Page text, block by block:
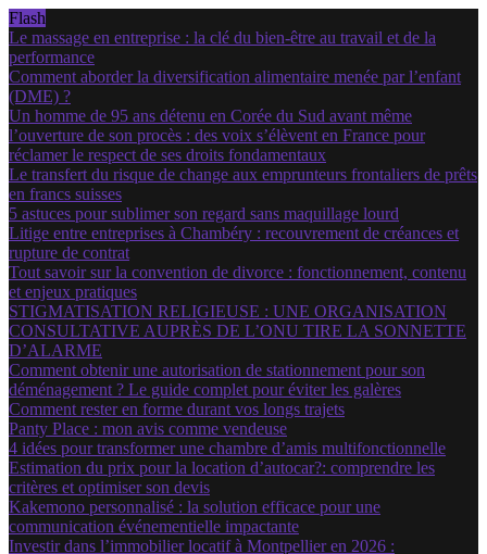
Flash
Le massage en entreprise : la clé du bien-être au travail et de la
performance
Comment aborder la diversification alimentaire menée par l’enfant
(DME) ?
Un homme de 95 ans détenu en Corée du Sud avant même
l’ouverture de son procès : des voix s’élèvent en France pour
réclamer le respect de ses droits fondamentaux
Le transfert du risque de change aux emprunteurs frontaliers de prêts
en francs suisses
5 astuces pour sublimer son regard sans maquillage lourd
Litige entre entreprises à Chambéry : recouvrement de créances et
rupture de contrat
Tout savoir sur la convention de divorce : fonctionnement, contenu
et enjeux pratiques
STIGMATISATION RELIGIEUSE : UNE ORGANISATION
CONSULTATIVE AUPRÈS DE L’ONU TIRE LA SONNETTE
D’ALARME
Comment obtenir une autorisation de stationnement pour son
déménagement ? Le guide complet pour éviter les galères
Comment rester en forme durant vos longs trajets
Panty Place : mon avis comme vendeuse
4 idées pour transformer une chambre d’amis multifonctionnelle
Estimation du prix pour la location d’autocar?: comprendre les
critères et optimiser son devis
Kakemono personnalisé : la solution efficace pour une
communication événementielle impactante
Investir dans l’immobilier locatif à Montpellier en 2026 :